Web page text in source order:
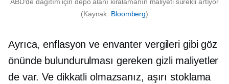
ABD'de dağıtım için depo alanı kiralamanın maliyeti sürekli artıyor
(Kaynak: Bloomberg)
Ayrıca, enflasyon ve envanter vergileri gibi göz
önünde bulundurulması gereken gizli maliyetler
de var. Ve dikkatli olmazsanız, aşırı stoklama